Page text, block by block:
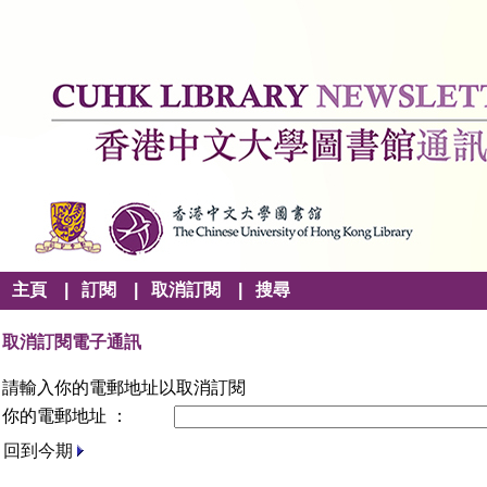
主頁 訂閱 取消訂閱 搜尋
取消訂閱電子通訊
請輸入你的電郵地址以取消訂閱
你的電郵地址 ：
回到今期